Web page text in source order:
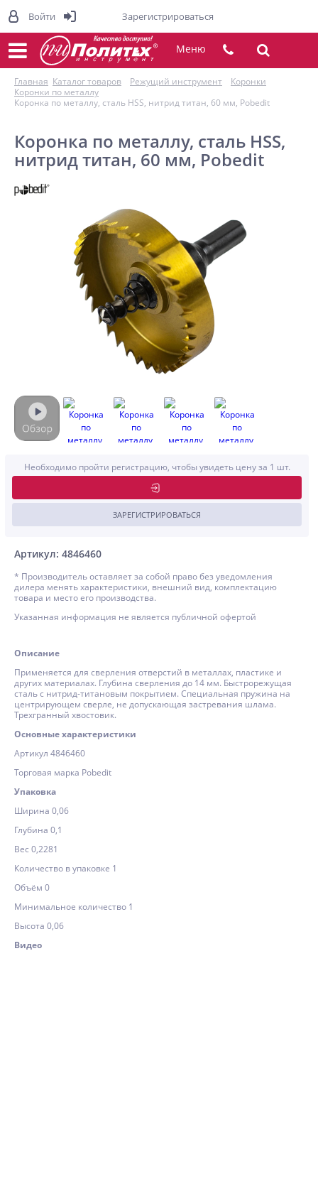
Меню
Главная Каталог товаров Режущий инструмент
Коронки
Коронки по металлу
Коронка по металлу, сталь HSS, нитрид титан, 60 мм, Pobedit
Коронка по металлу, сталь HSS,
нитрид титан, 60 мм, Pobedit
Артикул: 4846460
Необходимо пройти регистрацию, чтобы увидеть цену за 1 шт.
ЗАРЕГИСТРИРОВАТЬСЯ
* Производитель оставляет за собой право без уведомления
дилера менять характеристики, внешний вид, комплектацию
товара и место его производства.
Указанная информация не является публичной офертой
Описание
Применяется для сверления отверстий в металлах, пластике и
других материалах. Глубина сверления до 14 мм. Быстрорежущая
сталь с нитрид-титановым покрытием. Специальная пружина на
центрирующем сверле, не допускающая застревания шлама.
Трехгранный хвостовик.
Основные характеристики
Артикул 4846460
Торговая марка Pobedit
Упаковка
Ширина 0,06
Глубина 0,1
Вес 0,2281
Количество в упаковке 1
Объём 0
Минимальное количество 1
Высота 0,06
Видео
Войти Зарегистрироваться